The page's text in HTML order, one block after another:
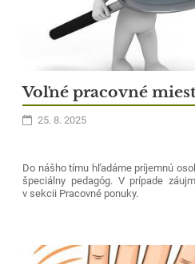
Voľné pracovné
25. 8. 2025
Do nášho tímu hľadáme príjemnú
špeciálny pedagóg. V prípade
v sekcii Pracovné ponuky.